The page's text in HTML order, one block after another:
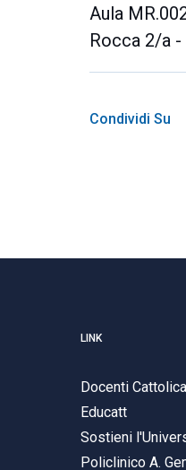
Aula
Rocca 2/a
Condividi Su
LINK
Docenti Cattolica
Educatt
Sostieni
Policlinico A.